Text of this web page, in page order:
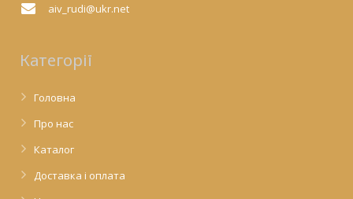
aiv_rudi@ukr.net
Категорії
Головна
Про нас
Каталог
Доставка і оплата